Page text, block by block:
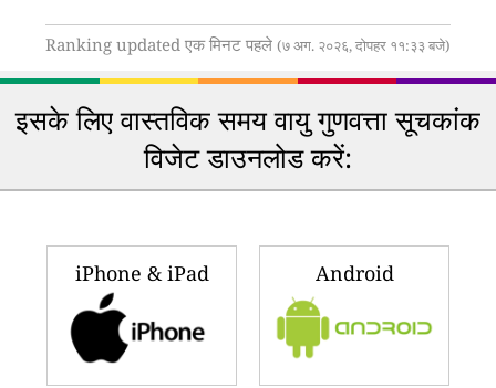
Ranking updated एक मिनट पहले (७ अग. २०२६, दोपहर ११:३३ बजे)
इसके लिए वास्तविक समय वायु गुणवत्ता सूचकांक
विजेट डाउनलोड करें:
iPhone & iPad Android